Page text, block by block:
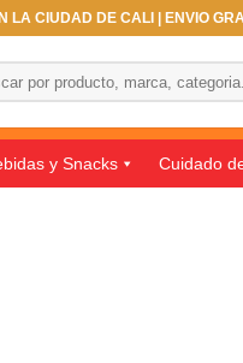
LA CIUDAD DE CALI | ENVIO
y Snacks Cuidado